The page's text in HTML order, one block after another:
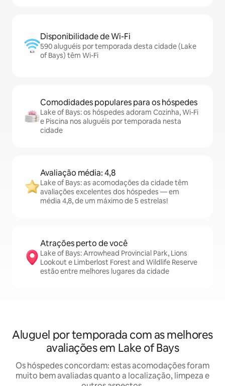
Disponibilidade de Wi-Fi
590 aluguéis por temporada desta cidade (Lake
of Bays) têm Wi-Fi
Comodidades populares para os hóspedes
Lake of Bays: os hóspedes adoram Cozinha, Wi-Fi
e Piscina nos aluguéis por temporada nesta
cidade
Avaliação média: 4,8
Lake of Bays: as acomodações da cidade têm
avaliações excelentes dos hóspedes — em
média 4,8, de um máximo de 5 estrelas!
Atrações perto de você
Lake of Bays: Arrowhead Provincial Park, Lions
Lookout e Limberlost Forest and Wildlife Reserve
estão entre melhores lugares da cidade
Aluguel por temporada com as melhores
avaliações em Lake of Bays
Os hóspedes concordam: estas acomodações foram
muito bem avaliadas quanto a localização, limpeza e